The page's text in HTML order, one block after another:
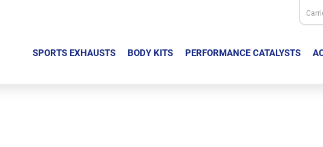
SPORTS EXHAUSTS BODY KITS PERFORMANCE CATALYSTS